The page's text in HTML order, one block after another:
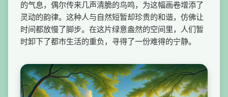
的气息，偶尔传来几声清脆的鸟鸣，为这幅画卷增添了
灵动的韵律。这种人与自然短暂却珍贵的和谐，仿佛让
时间都放慢了脚步。在这片绿意盎然的空间里，人们暂
时卸下了都市生活的重负，寻得了一份难得的宁静。